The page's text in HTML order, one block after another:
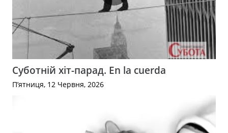
Суботній хіт-парад. En la cuerda
П’ятниця, 12 Червня, 2026